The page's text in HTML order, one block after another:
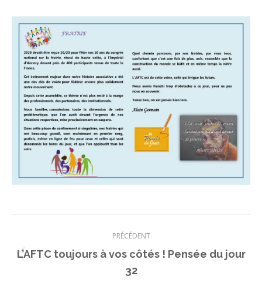
PRÉCÉDENT
Article
précédent
L’AFTC toujours à vos côtés ! Pensée du jour
32